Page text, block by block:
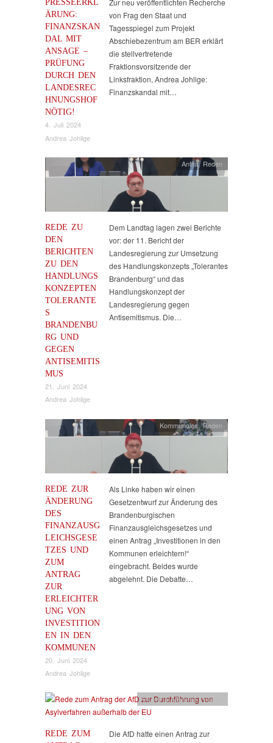
ÄRUNG:
FINANZSKAN
DAL MIT
ANSAGE –
PRÜFUNG
DURCH DEN
LANDESREC
HNUNGSHOF
NÖTIG!
4. Juli 2024
Andrea Johlige
Zur neu veröffentlichten Recherche
von Frag den Staat und
Tagesspiegel zum Projekt
Abschiebezentrum am BER erklärt
die stellvertretende
Fraktionsvorsitzende der
Linksfraktion, Andrea Johlige:
Finanzskandal mit…
REDE ZU
DEN
BERICHTEN
ZU DEN
HANDLUNGS
KONZEPTEN
TOLERANTE
S
BRANDENBU
RG UND
GEGEN
ANTISEMITIS
MUS
21. Juni 2024
Andrea Johlige
Antifa, Reden
Dem Landtag lagen zwei Berichte
vor: der 11. Bericht der
Landesregierung zur Umsetzung
des Handlungskonzepts „Tolerantes
Brandenburg“ und das
Handlungskonzept der
Landesregierung gegen
Antisemitismus. Die…
REDE ZUR
ÄNDERUNG
DES
FINANZAUSG
LEICHSGESE
TZES UND
ZUM
ANTRAG
ZUR
ERLEICHTER
UNG VON
INVESTITION
EN IN DEN
KOMMUNEN
20. Juni 2024
Andrea Johlige
Kommunales,Reden
Als Linke haben wir einen
Gesetzentwurf zur Änderung des
Brandenburgischen
Finanzausgleichsgesetzes und
einen Antrag „Investitionen in den
Kommunen erleichtern!“
eingebracht. Beides wurde
abgelehnt. Die Debatte…
REDE ZUM
Flucht & Migration,Reden
Die AfD hatte einen Antrag zur